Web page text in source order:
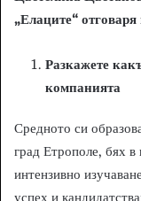
„Елаците“
Разкажете
компанията
Средното си
град Етрополе, бях
интензивно
успех и